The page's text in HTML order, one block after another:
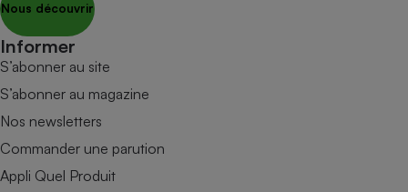
Nous découvrir
Informer
S’abonner au site
S’abonner au magazine
Nos newsletters
Commander une parution
Appli Quel Produit